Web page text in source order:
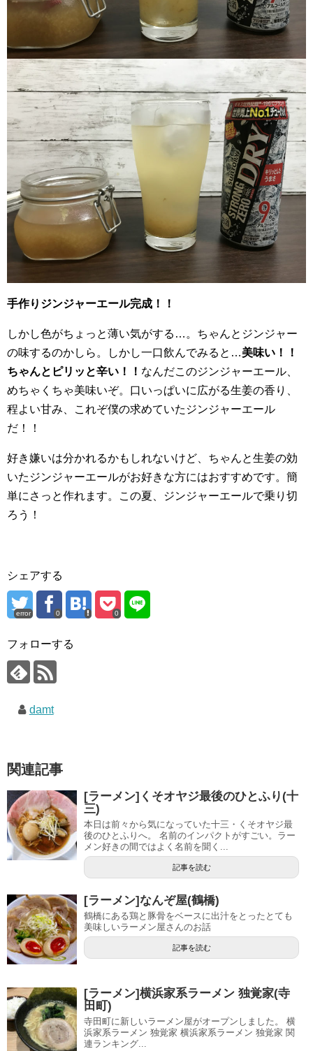
手作りジンジャーエール完成！！
しかし色がちょっと薄い気がする…。ちゃんとジンジャー
の味するのかしら。しかし一口飲んでみると…美味い！！
ちゃんとピリッと辛い！！ なんだこのジンジャーエール、
めちゃくちゃ美味いぞ。口いっぱいに広がる生姜の香り、
程よい甘み、これぞ僕の求めていたジンジャーエール
だ！！
好き嫌いは分かれるかもしれないけど、ちゃんと生姜の効
いたジンジャーエールがお好きな方にはおすすめです。簡
単にさっと作れます。この夏、ジンジャーエールで乗り切
ろう！
シェアする
error 0 0
フォローする
damt
関連記事
[ラーメン]くそオヤジ最後のひとふり(十
三)
本日は前々から気になっていた十三・くそオヤジ最
後のひとふりへ。 名前のインパクトがすごい。ラー
メン好きの間ではよく名前を聞く...
記事を読む
[ラーメン]なんぞ屋(鶴橋)
鶴橋にある鶏と豚骨をベースに出汁をとったとても
美味しいラーメン屋さんのお話
記事を読む
[ラーメン]横浜家系ラーメン 独覚家(寺
田町)
寺田町に新しいラーメン屋がオープンしました。 横
浜家系ラーメン 独覚家 横浜家系ラーメン 独覚家 関
連ランキング...